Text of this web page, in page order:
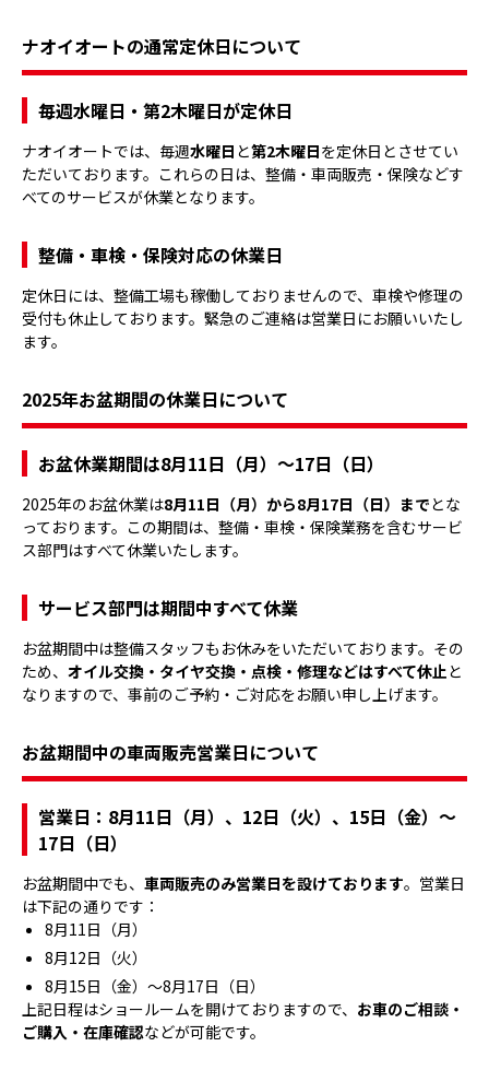
ナオイオートの通常定休日について
毎週水曜日・第2木曜日が定休日
ナオイオートでは、毎週水曜日 と第2木曜日を定休日とさせてい
ただいております。これらの日は、整備・車両販売・保険などす
べてのサービスが休業となります。
整備・車検・保険対応の休業日
定休日には、整備工場も稼働しておりませんので、車検や修理の
受付も休止しております。緊急のご連絡は営業日にお願いいたし
ます。
2025年お盆期間の休業日について
お盆休業期間は8月11日（月）～17日（日）
2025年のお盆休業は8月11日（月）から8月17日（日）までとな
っております。この期間は、整備・車検・保険業務を含むサービ
ス部門はすべて休業いたします。
サービス部門は期間中すべて休業
お盆期間中は整備スタッフもお休みをいただいております。その
ため、 オイル交換・タイヤ交換・点検・修理などはすべて休止と
なりますので、事前のご予約・ご対応をお願い申し上げます。
お盆期間中の車両販売営業日について
営業日：8月11日（月）、12日（火）、15日（金）～
17日（日）
お盆期間中でも、 車両販売のみ営業日を設けております。営業日
は下記の通りです：
8月11日（月）
8月12日（火）
8月15日（金）〜8月17日（日）
上記日程はショールームを開けておりますので、 お車のご相談・
ご購入・在庫確認などが可能です。